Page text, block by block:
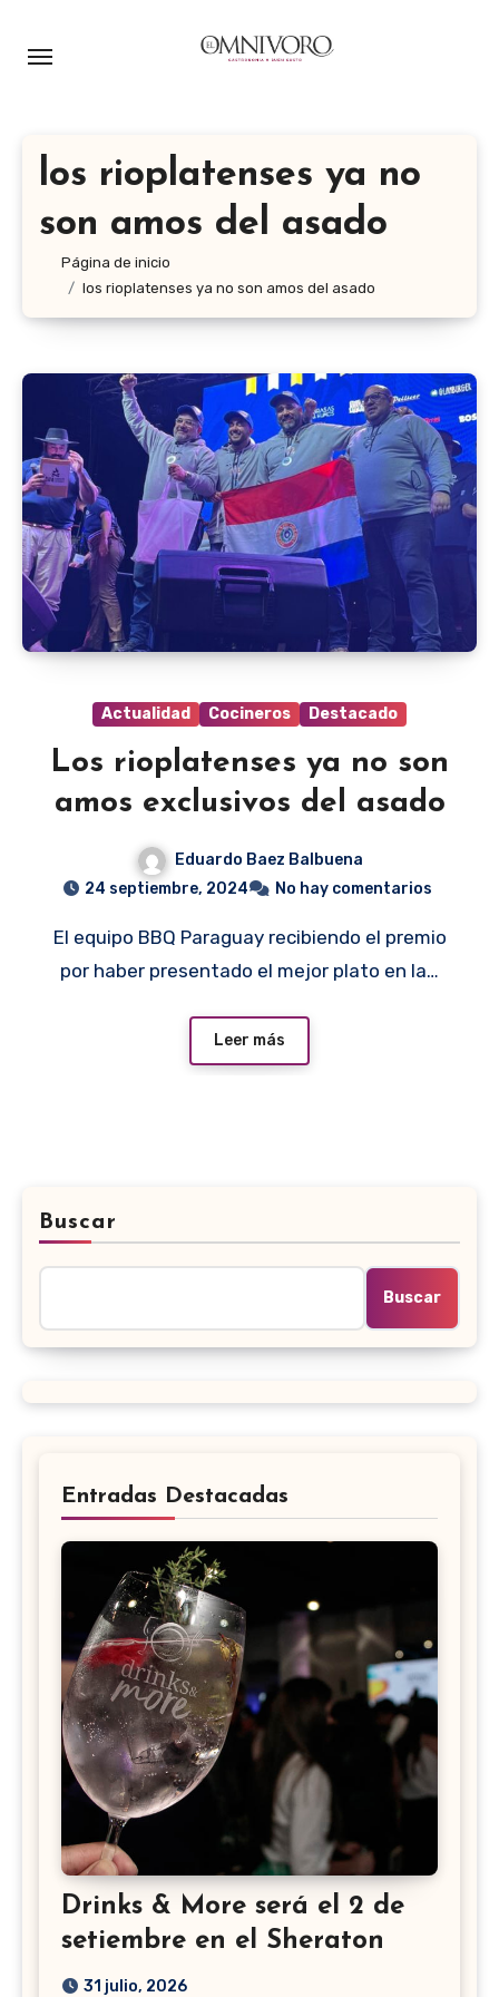
los rioplatenses ya no
son amos del asado
Página de inicio
los rioplatenses ya no son amos del asado
Actualidad Cocineros Destacado
Los rioplatenses ya no son
amos exclusivos del asado
Eduardo Baez Balbuena
24 septiembre, 2024
No hay comentarios
El equipo BBQ Paraguay recibiendo el premio
por haber presentado el mejor plato en la…
Leer más
Buscar
Buscar
Entradas Destacadas
Drinks & More será el 2 de
setiembre en el Sheraton
31 julio, 2026